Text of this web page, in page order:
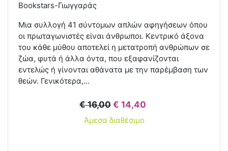
Bookstars-Γιωγγαράς
Μια συλλογή 41 σύντομων απλών αφηγήσεων όπου
οι πρωταγωνιστές είναι άνθρωποι. Κεντρικό άξονα
του κάθε μύθου αποτελεί η μετατροπή ανθρώπων σε
ζώα, φυτά ή άλλα όντα, που εξαφανίζονται
εντελώς ή γίνονται αθάνατα με την παρέμβαση των
θεών. Γενικότερα,...
€ 16,00 € 14,40
Άμεσα διαθέσιμο